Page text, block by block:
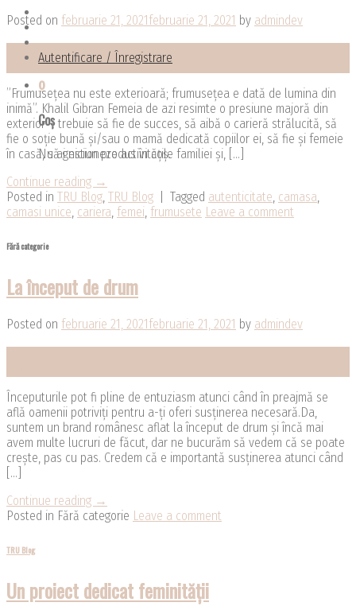
Autentificare / Înregistrare
0
Coș
Nu ai niciun produs în coș.
Posted on februarie 21, 2021februarie 21, 2021 by admindev
”Frumusețea nu este exterioară; frumusețea e dată de lumina din
inimă”. Khalil Gibran Femeia de azi resimte o presiune majoră din
exterior – trebuie să fie de succes, să aibă o carieră strălucită, să
fie o soție bună și/sau o mamă dedicată copiilor ei, să fie și femeie
în casă, să gestioneze activitățile familiei și, […]
Continue reading →
Posted in TRU Blog TRU Blog Tagged autenticitate camasa
camasi unice cariera femei frumusete Leave a comment
Fără categorie
La început de drum
Posted on februarie 21, 2021februarie 21, 2021 by admindev
Începuturile pot fi pline de entuziasm atunci când în preajmă se
află oamenii potriviți pentru a-ți oferi susținerea necesară.Da,
suntem un brand românesc aflat la început de drum și încă mai
avem multe lucruri de făcut, dar ne bucurăm să vedem că se poate
crește, pas cu pas. Credem că e importantă susținerea atunci când
[…]
Continue reading →
Posted in Fără categorie Leave a comment
TRU Blog
Un proiect dedicat feminității